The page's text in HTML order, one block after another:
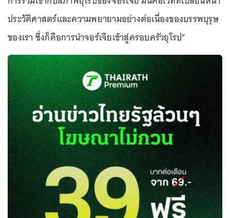
ประวัติศาสตร์และความพยายามอย่างต่อเนื่องของบรรพบุรุษ
ของเรา ซึ่งก็คือการนำจอร์เจียเข้าสู่ครอบครัวยุโรป”